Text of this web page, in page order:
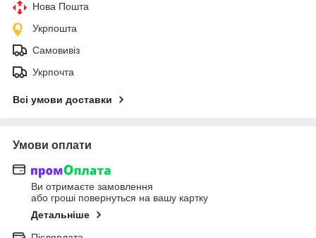
Нова Пошта
Укрпошта
Самовивіз
Укрпочта
Всі умови доставки
Умови оплати
Ви отримаєте замовлення
або гроші повернуться на вашу картку
Детальніше